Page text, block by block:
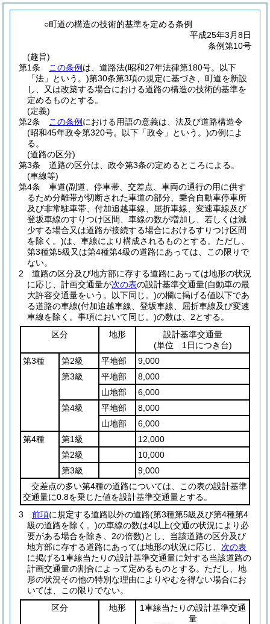
○町道の構造の技術的基準を定める条例
平成25年3月8日
条例第10号
(趣旨)
第1条
この条例 は、道路法(昭和27年法律第180号。以下
「法」という。)第30条第3項の規定に基づき、町道を新設
し、又は改築する場合における道路の構造の技術的基準を
定めるものとする。
(定義)
第2条
この条例 における用語の意義は、法及び道路構造令
(昭和45年政令第320号。以下「政令」という。)の例によ
る。
(道路の区分)
第3条
道路の区分は、政令第3条の定めるところによる。
(車線等)
第4条
車道(副道、停車帯、交差点、車両の通行の用に供す
るため分離帯が切断された車道の部分、乗合自動車停車所
及び非常駐車帯、付加追越車線、屈折車線、変速車線及び
登坂車線のすりつけ区間、車線の数が増加し、若しくは減
少する場合又は道路が接続する場合におけるすりつけ区間
を除く。)は、車線により構成されるものとする。 ただし、
第3種第5級又は第4種第4級の道路にあっては、この限りで
ない。
2
道路の区分及び地方部に存する道路にあっては地形の状況
に応じ、計画交通量が次の表の設計基準交通量(自動車の最
大許容交通量をいう。以下同じ。)の欄に掲げる値以下であ
る道路の車線(付加追越車線、登坂車線、屈折車線及び変速
車線を除く。事項において同じ。)の数は、2とする。
区分
地形
設計基準交通量
(単位 1日につき台)
第3種
第2級 平地部
9,000
第3級
平地部
8,000
山地部
6,000
第4級
平地部
8,000
山地部
6,000
第4種
第1級
12,000
第2級
10,000
第3級
9,000
交差点の多い第4種の道路については、この表の設計基準
交通量に0.8を乗じた値を設計基準交通量とする。
3
前項に規定する道路以外の道路(第3種第5級及び第4種第4
級の道路を除く。)の車線の数は4以上(交通の状況により必
要がある場合を除き、2の倍数)とし、当該道路の区分及び
地方部に存する道路にあっては地形の状況に応じ、 次の表
に掲げる1車線当たりの設計基準交通量に対する当該道路の
計画交通量の割合によって定めるものとする。 ただし、地
形の状況その他の特別な理由によりやむを得ない場合にお
いては、この限りでない。
区分
地形
1車線当たりの設計基準交通
量